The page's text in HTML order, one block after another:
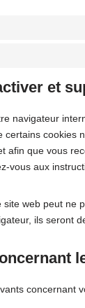
et
navigateur
certains cookies
afin que vous
vous aux
site web peut ne
ils seront
concernant